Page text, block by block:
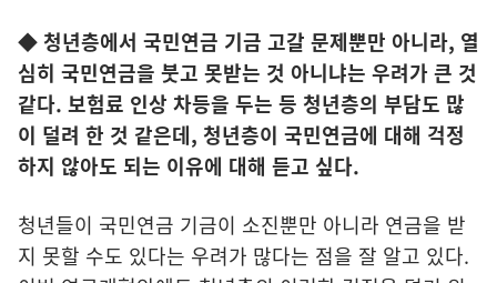
◆ 청년층에서 국민연금 기금 고갈 문제뿐만 아니라, 열
심히 국민연금을 붓고 못받는 것 아니냐는 우려가 큰 것
같다. 보험료 인상 차등을 두는 등 청년층의 부담도 많
이 덜려 한 것 같은데, 청년층이 국민연금에 대해 걱정
하지 않아도 되는 이유에 대해 듣고 싶다.
청년들이 국민연금 기금이 소진뿐만 아니라 연금을 받
지 못할 수도 있다는 우려가 많다는 점을 잘 알고 있다.